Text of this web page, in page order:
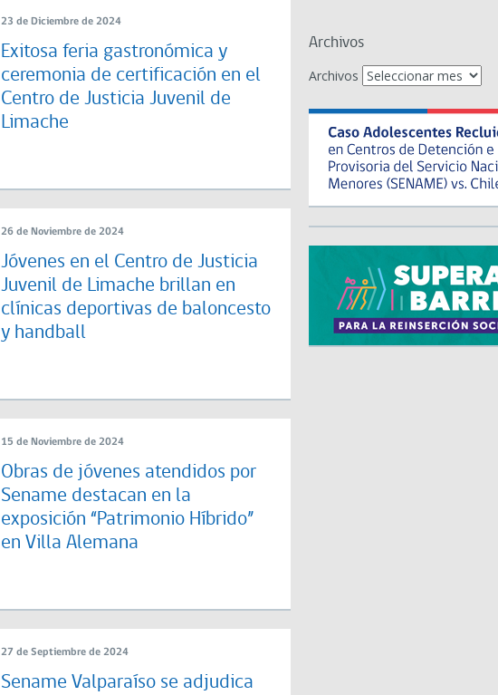
23 de Diciembre de 2024
Exitosa feria gastronómica y
ceremonia de certificación en el
Centro de Justicia Juvenil de
Limache
26 de Noviembre de 2024
Jóvenes en el Centro de Justicia
Juvenil de Limache brillan en
clínicas deportivas de baloncesto
y handball
15 de Noviembre de 2024
Obras de jóvenes atendidos por
Sename destacan en la
exposición “Patrimonio Híbrido”
en Villa Alemana
27 de Septiembre de 2024
Sename Valparaíso se adjudica
Archivos
Archivos